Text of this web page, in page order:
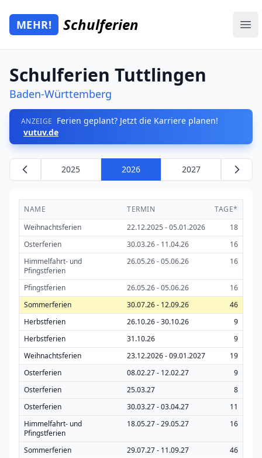
Zum Hauptinhalt springen
Mehr Schulferien
MEHR! Schulferien
Schulferien Tuttlingen
Baden-Württemberg
ANZEIGE Ferien geplant? Jetzt die Karriere planen!
vutuv.de
2025 2026 2027
NAME TERMIN
TAGE*
Weihnachtsferien
22.12.2025 - 05.01.2026
18
Osterferien
30.03.26 - 11.04.26
16
Himmelfahrt- und
Pfingstferien
26.05.26 - 05.06.26 16
Pfingstferien 26.05.26 - 05.06.26
16
Sommerferien
30.07.26 - 12.09.26
46
Herbstferien
26.10.26 - 30.10.26
9
Herbstferien
31.10.26
9
Weihnachtsferien
23.12.2026 - 09.01.2027
19
Osterferien
08.02.27 - 12.02.27
9
Osterferien
25.03.27
8
Osterferien
30.03.27 - 03.04.27
11
Himmelfahrt- und
Pfingstferien
18.05.27 - 29.05.27 16
Sommerferien 29.07.27 - 11.09.27
46